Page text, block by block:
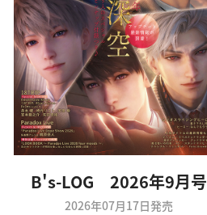
B's-LOG 2026年9月号
2026年07月17日発売